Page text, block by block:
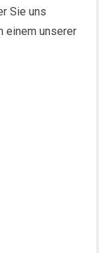
Sie uns
einem unserer